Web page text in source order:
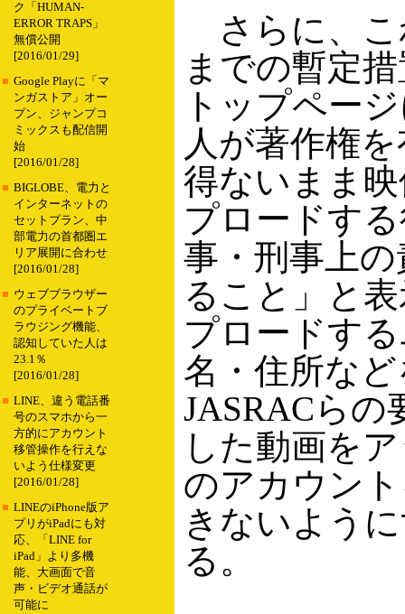
ク「HUMAN-
ERROR TRAPS」
無償公開
[2016/01/29]
■ Google Playに「マ
ンガストア」オー
プン、ジャンプコ
ミックスも配信開
始
[2016/01/28]
■ BIGLOBE、電力と
インターネットの
セットプラン、中
部電力の首都圏エ
リア展開に合わせ
[2016/01/28]
■ ウェブブラウザー
のプライベートブ
ラウジング機能、
認知していた人は
23.1％
[2016/01/28]
■ LINE、違う電話番
号のスマホから一
方的にアカウント
移管操作を行えな
いよう仕様変更
[2016/01/28]
■ LINEのiPhone版ア
プリがiPadにも対
応、「LINE for
iPad」より多機
能、大画面で音
声・ビデオ通話が
可能に
さらに、こ
までの暫定
トップペー
人が著作権
得ないまま
プロードす
事・刑事上
ること」と
プロードす
名・住所な
JASRACらの
した動画を
のアカウン
きないよう
る。